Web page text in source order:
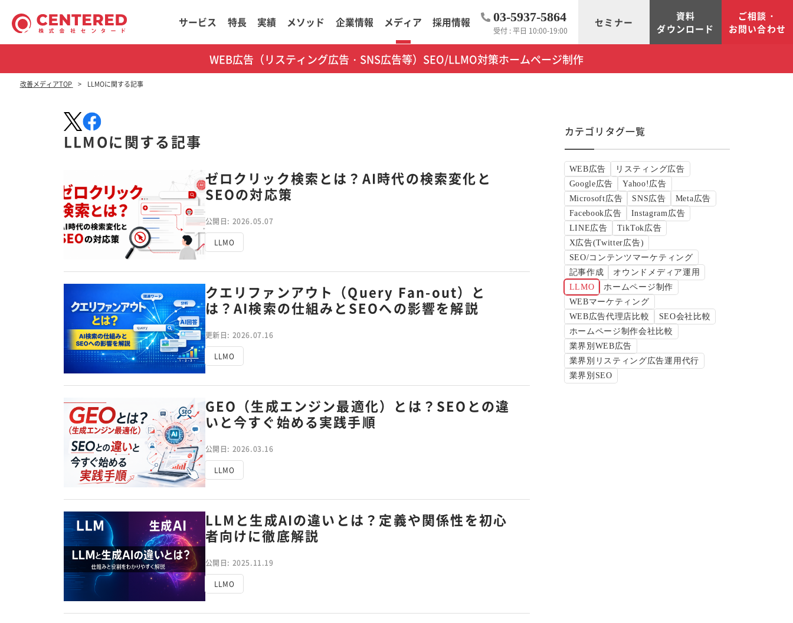
サービス 特長 実績 メソッド 企業情報 メディア
WEB広告（リスティング広告・SNS広告等） SEO/LLMO対策ホームページ制作
採用情報 03-5937-5864
受付 : 平日 10:00-19:00
セミナー
資料
ダウンロード
ご相談・
お問い合わせ
改善メディアTOP LLMOに関する記事
LLMOに関する記事
ゼロクリック検索とは？AI時代の検索変化と
SEOの対応策
公開日: 2026.05.07
LLMO
クエリファンアウト（Query Fan-out）と
は？AI検索の仕組みとSEOへの影響を解説
更新日: 2026.07.16
LLMO
GEO（生成エンジン最適化）とは？SEOとの違
いと今すぐ始める実践手順
公開日: 2026.03.16
LLMO
LLMと生成AIの違いとは？定義や関係性を初心
者向けに徹底解説
公開日: 2025.11.19
LLMO
カテゴリタグ一覧
WEB広告
リスティング広告
Google広告
Yahoo!広告
Microsoft広告
SNS広告
Meta広告
Facebook広告
Instagram広告
LINE広告
TikTok広告
X広告(Twitter広告)
SEO/コンテンツマーケティング
記事作成
オウンドメディア運用
LLMO
ホームページ制作
WEBマーケティング
WEB広告代理店比較
SEO会社比較
ホームページ制作会社比較
業界別WEB広告
業界別リスティング広告運用代行
業界別SEO